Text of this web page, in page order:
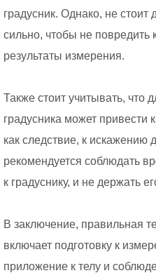
градусник. Однако, не
сильно, чтобы не повредить
результаты измерения.
Также стоит учитывать, что
градусника может привести
как следствие, к искажению
рекомендуется соблюдать
к градуснику, и не держать
В заключение, правильная
включает подготовку к
приложение к телу и